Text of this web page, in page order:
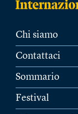
Chi siamo
Contattaci
Sommario
Festival